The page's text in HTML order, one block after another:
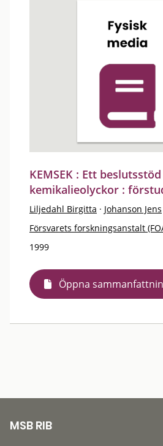
KEMSEK : Ett
kemikalieolyckor :
Liljedahl Birgitta · Johanson Jens
Försvarets forskningsanstalt
1999
Öppna
MSB RIB